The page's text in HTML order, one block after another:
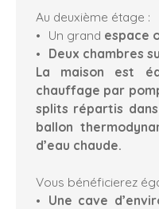
Au deuxième étage :
Un grand espace
Deux chambres
La maison est
chauffage par
splits répartis dans
ballon
d’eau chaude.
Vous bénéficierez
Une cave